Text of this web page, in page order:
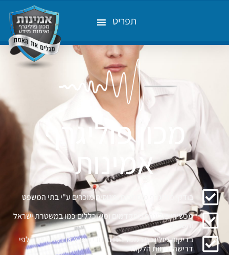
תפריט
מכון פוליגרף
אמינות
בודקי פוליגרף מוסמכים ומנוסים מוכרים ע"י בתי המשפט
מכשירי פוליגרף מתקדמים ומשוכללים כמו במשטרת ישראל
והשב"כ
בדיקות פוליגרף במשרדינו ברחבי הארץ או באתר אחר לפי
דרישה ונוחות הלקוח